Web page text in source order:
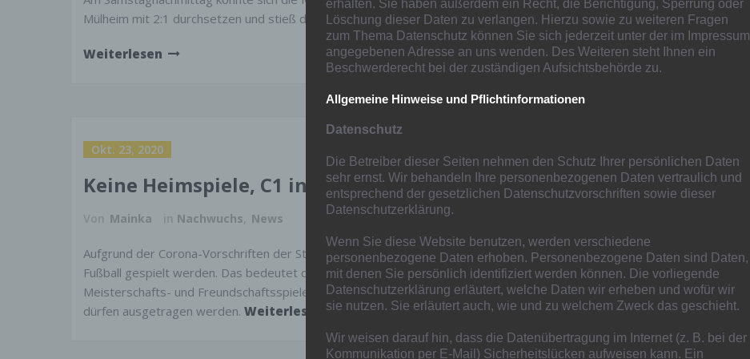
Mülheim mit 2:1 durchsetzen und stieß damit die Tür zum Pokalgewinn ganz weit auf.
Weiterlesen
Okt. 23, 2020
Keine Heimspiele, C1 in Schönebeck
Von Mainka in Nachwuchs, News
Aufgrund der Corona-Vorschriften der Stadt Duisburg, von Mittwoch, darf in Duisburg im Moment kein
Fußball gespielt werden. Das bedeutet das am Wochenende und auch am Samstag 31.10.20 sämtliche
Meisterschafts- und Freundschaftsspiele abgesetzt wurden. Spiele die außerhalb Duisburgs stattfinden,
dürfen ausgetragen werden. Weiterlesen
erhalten. Sie haben außerdem ein Recht, die Berichtigung, Sperrung oder
Löschung dieser Daten zu verlangen. Hierzu sowie zu weiteren Fragen
zum Thema Datenschutz können Sie sich jederzeit unter der im Impressum
angegebenen Adresse an uns wenden. Des Weiteren steht Ihnen ein
Beschwerderecht bei der zuständigen Aufsichtsbehörde zu.
Allgemeine Hinweise und Pflichtinformationen
Datenschutz
Die Betreiber dieser Seiten nehmen den Schutz Ihrer persönlichen Daten
sehr ernst. Wir behandeln Ihre personenbezogenen Daten vertraulich und
entsprechend der gesetzlichen Datenschutzvorschriften sowie dieser
Datenschutzerklärung.
Wenn Sie diese Website benutzen, werden verschiedene
personenbezogene Daten erhoben. Personenbezogene Daten sind Daten,
mit denen Sie persönlich identifiziert werden können. Die vorliegende
Datenschutzerklärung erläutert, welche Daten wir erheben und wofür wir
sie nutzen. Sie erläutert auch, wie und zu welchem Zweck das geschieht.
Wir weisen darauf hin, dass die Datenübertragung im Internet (z. B. bei der
Kommunikation per E-Mail) Sicherheitslücken aufweisen kann. Ein